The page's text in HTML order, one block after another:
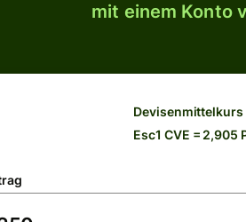
mit einem Konto
Devisenmittelkurs
Esc1 CVE = 2,905